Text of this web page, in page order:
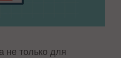
не только для